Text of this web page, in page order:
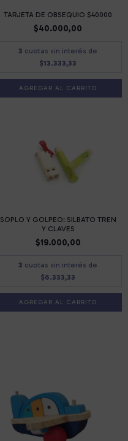
TARJETA DE OBSEQUIO $40000
$40.000,00
3 cuotas sin interés de
$13.333,33
SOPLO Y GOLPEO: SILBATO TREN
Y CLAVES
$19.000,00
3 cuotas sin interés de
$6.333,33